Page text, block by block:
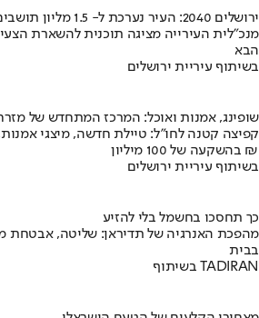
ירושלים 2040: העיר נערכת ל- 1.5 מליון תושבים
מנכ"לית העירייה מציגה תוכנית להשארת
הבא
בשיתוף עיריית ירושלים
שופינג, אמנות ואוכל: המרכז המתחדש של
קפיצה קטנה לחו"ל: טיילת חדשה, מיצגי
בהשקעה של 100 מיליון ₪
בשיתוף עיריית ירושלים
כך תחסכו בחשמל בלי להזיע
מהפכת האנרגיה של תדיראן: שליטה, אבטחת
בבית
בשיתוף TADIRAN